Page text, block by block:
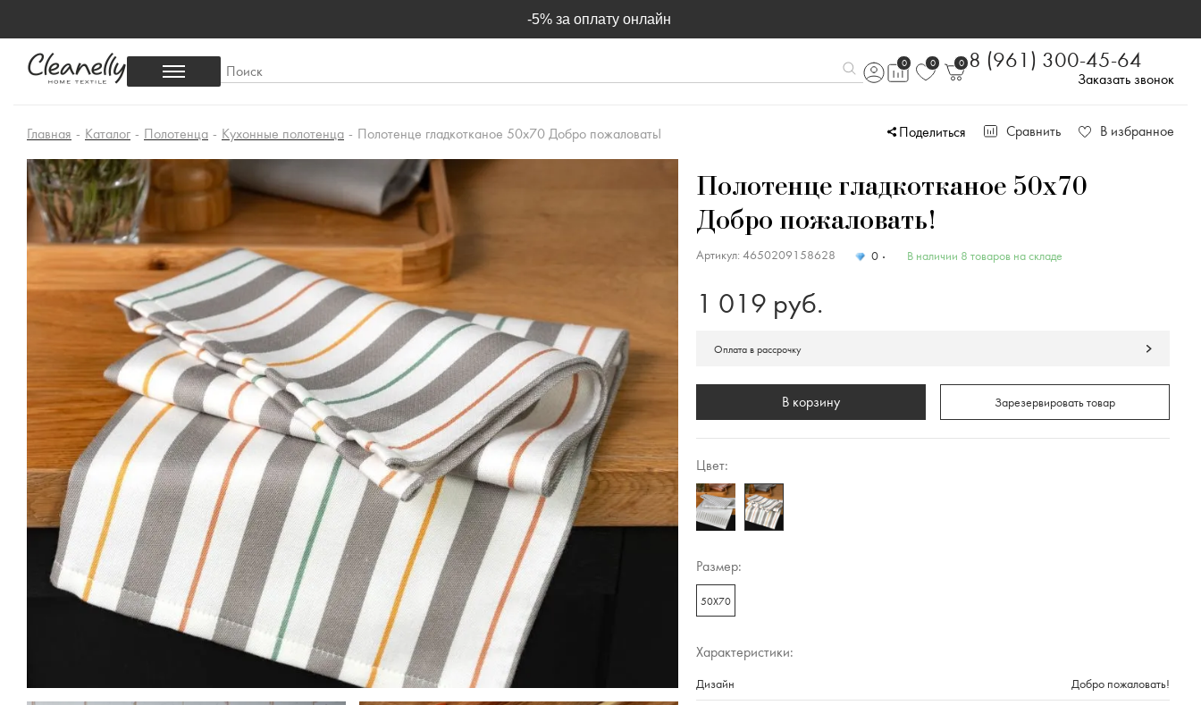
-5% за оплату онлайн
0 0 0 8 (961) 300-45-64
Заказать звонок
Главная - Каталог - Полотенца - Кухонные полотенца - Полотенце гладкотканое 50х70 Добро пожаловать! Поделиться Сравнить В избранное
Полотенце гладкотканое 50х70
Добро пожаловать!
Артикул: 4650209158628 0 В наличии 8 товаров на складе
1 019 руб.
Оплата в рассрочку
В корзину Зарезервировать товар
Цвет:
Размер:
50Х70
Характеристики:
Дизайн Добро пожаловать!